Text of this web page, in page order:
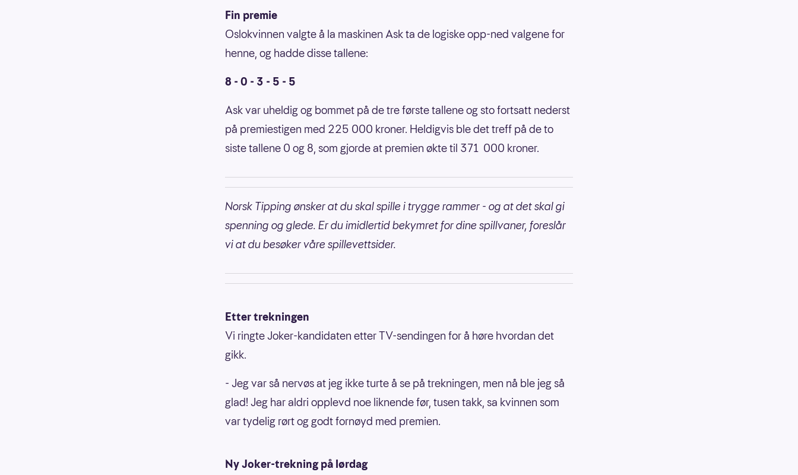
Fin premie
Oslokvinnen valgte å la maskinen Ask ta de logiske opp-ned valgene for
henne, og hadde disse tallene:
8 - 0 - 3 - 5 - 5
Ask var uheldig og bommet på de tre første tallene og sto fortsatt nederst
på premiestigen med 225 000 kroner. Heldigvis ble det treff på de to
siste tallene 0 og 8, som gjorde at premien økte til 371 000 kroner.
Norsk Tipping ønsker at du skal spille i trygge rammer - og at det skal gi
spenning og glede. Er du imidlertid bekymret for dine spillvaner, foreslår
vi at du besøker våre spillevettsider.
Etter trekningen
Vi ringte Joker-kandidaten etter TV-sendingen for å høre hvordan det
gikk.
- Jeg var så nervøs at jeg ikke turte å se på trekningen, men nå ble jeg så
glad! Jeg har aldri opplevd noe liknende før, tusen takk, sa kvinnen som
var tydelig rørt og godt fornøyd med premien.
Ny Joker-trekning på lørdag